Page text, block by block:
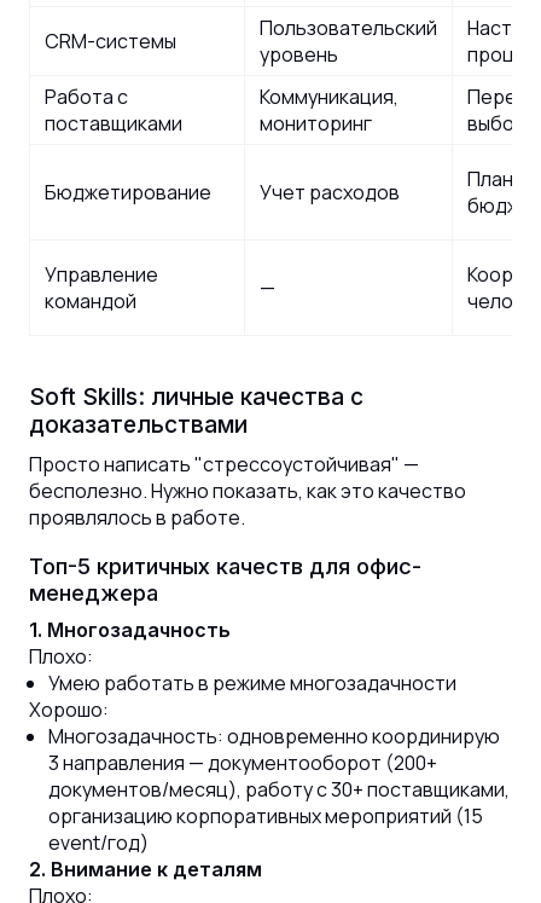
CRM-системы
Пользовательский
уровень
Работа с
поставщиками
Коммуникация,
мониторинг
выбор
Бюджетирование Учет расходов
Управление
командой
—
Soft Skills: личные качества с
доказательствами
Просто написать "стрессоустойчивая" —
бесполезно. Нужно показать, как это качество
проявлялось в работе.
Топ-5 критичных качеств для офис-
менеджера
1. Многозадачность
Плохо:
Умею работать в режиме многозадачности
Хорошо:
Многозадачность: одновременно координирую
3 направления — документооборот (200+
документов/месяц), работу с 30+ поставщиками,
организацию корпоративных мероприятий (15
event/год)
2. Внимание к деталям
Плохо: